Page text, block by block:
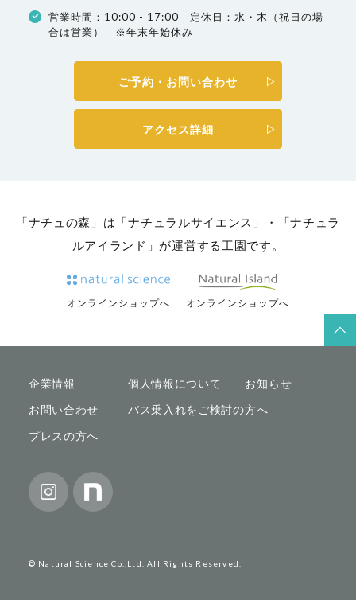
営業時間：10:00 - 17:00 定休日：水・木（祝日の場
合は営業） ※年末年始休み
ご予約・お問い合わせ
アクセス詳細
「ナチュの森」は「ナチュラルサイエンス」・「ナチュラ
ルアイランド」が運営する工園です。
オンラインショップへ オンラインショップへ
企業情報 個人情報について
お知らせ
お問い合わせ
バス乗入れをご検討の方へ
プレスの方へ
© Natural Science Co.,Ltd. All Rights Reserved.